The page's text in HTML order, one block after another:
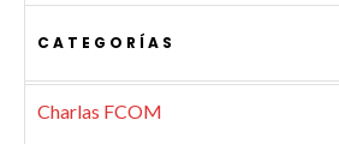
CATEGORÍAS
Charlas FCOM